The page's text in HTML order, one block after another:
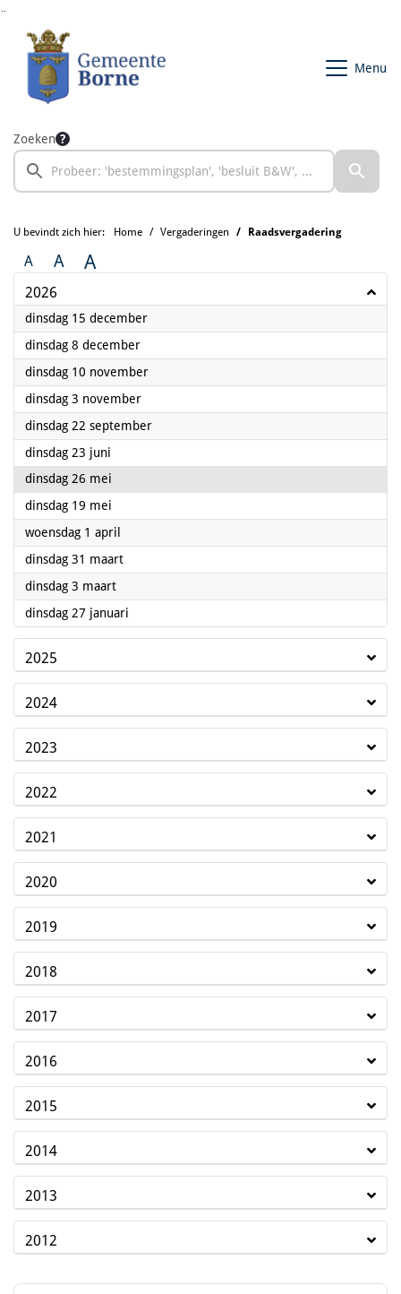
Menu
Zoeken
U bevindt zich hier: Home Vergaderingen Raadsvergadering
A A A
2026
dinsdag 15 december2026
dinsdag 8 december2026
dinsdag 10 november2026
dinsdag 3 november2026
dinsdag 22 september2026
dinsdag 23 juni
dinsdag 26 mei
dinsdag 19 mei
woensdag 1 april
dinsdag 31 maart2026
dinsdag 3 maart2026
dinsdag 27 januari
2025
2024
2023
2022
2021
2020
2019
2018
2017
2016
2015
2014
2013
2012